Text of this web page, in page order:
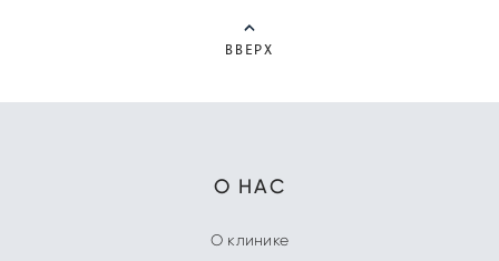
ВВЕРХ
О НАС
О клинике